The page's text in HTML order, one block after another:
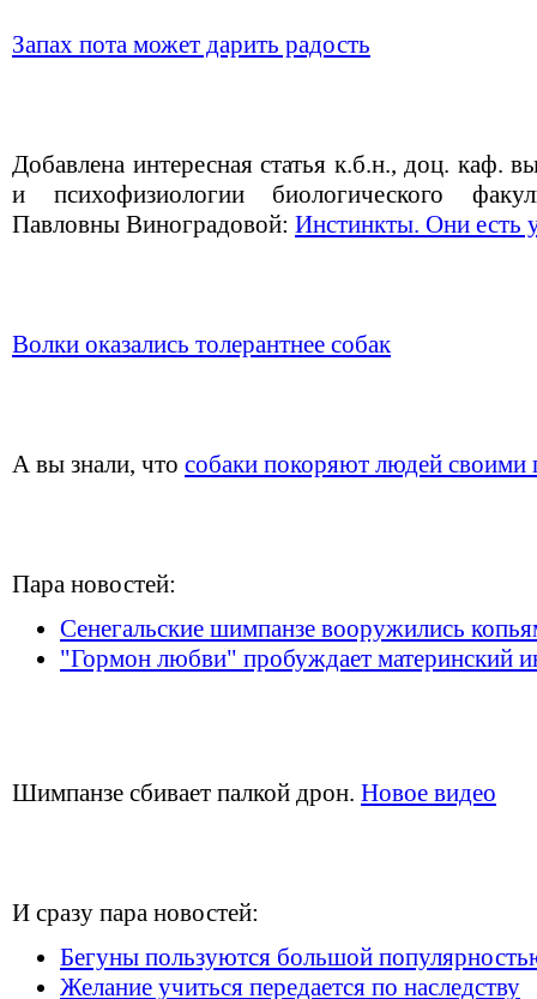
Запах пота может дарить радость
Добавлена интересная статья к.б.н., доц. каф.
и психофизиологии биологического
Павловны Виноградовой: Инстинкты. Они есть
Волки оказались толерантнее собак
А вы знали, что собаки покоряют людей своими
Пара новостей:
Сенегальские шимпанзе вооружились
"Гормон любви" пробуждает материнский
Шимпанзе сбивает палкой дрон. Новое видео
И сразу пара новостей:
Бегуны пользуются большой
Желание учиться передается по наследству